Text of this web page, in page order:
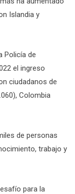
Islandia y
Policía de
el ingreso
ciudadanos de
Colombia
de personas
trabajo y
para la